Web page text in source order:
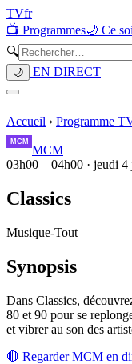
TVfr
📺 Programmes🌙 Ce
🔍
🌙 EN DIRECT
Accueil › Programme
MCM
03h00 – 04h00 · jeudi 4
Classics
Musique-Tout
Synopsis
Dans Classics,
80 et 90 pour se
et vibrer au son des
🔴 RegarderMCM en